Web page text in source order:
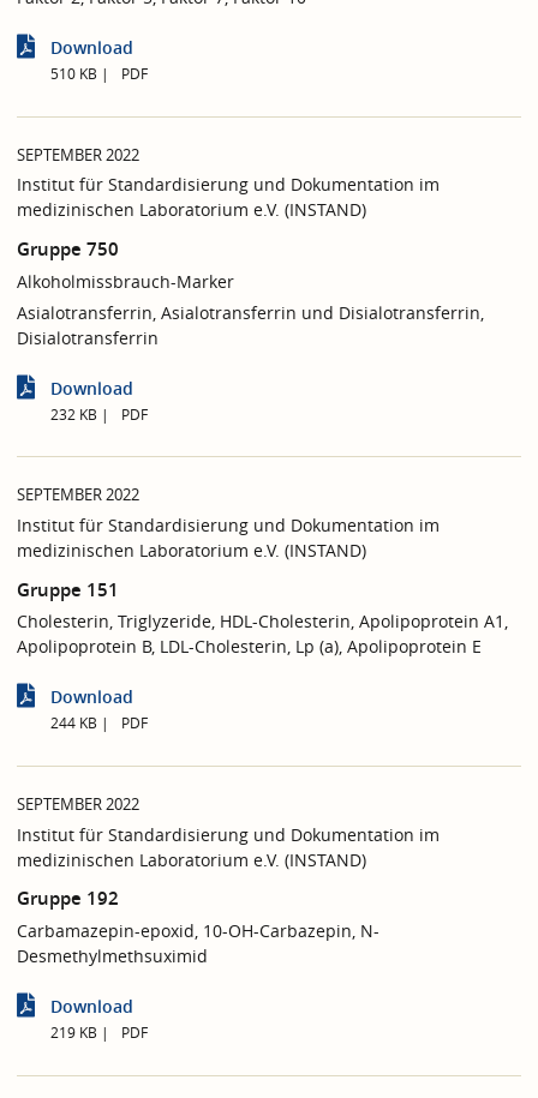
Download
510 KB PDF
SEPTEMBER 2022
Institut für Standardisierung und Dokumentation im
medizinischen Laboratorium e.V. (INSTAND)
Gruppe 750
Alkoholmissbrauch-Marker
Asialotransferrin, Asialotransferrin und Disialotransferrin,
Disialotransferrin
Download
232 KB PDF
SEPTEMBER 2022
Institut für Standardisierung und Dokumentation im
medizinischen Laboratorium e.V. (INSTAND)
Gruppe 151
Cholesterin, Triglyzeride, HDL-Cholesterin, Apolipoprotein A1,
Apolipoprotein B, LDL-Cholesterin, Lp (a), Apolipoprotein E
Download
244 KB PDF
SEPTEMBER 2022
Institut für Standardisierung und Dokumentation im
medizinischen Laboratorium e.V. (INSTAND)
Gruppe 192
Carbamazepin-epoxid, 10-OH-Carbazepin, N-
Desmethylmethsuximid
Download
219 KB PDF